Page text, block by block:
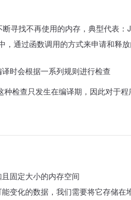
断寻找不再使用的内存，典型代表：
，通过函数调用的方式来申请和释放
译时会根据一系列规则进行检查
检查只发生在编译期，因此对于
固定大小的内存空间
变化的数据，我们需要将它存储在